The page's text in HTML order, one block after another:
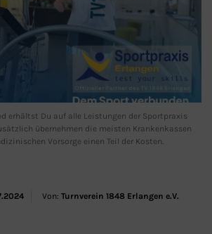
erhältst Du auf alle Leistungen der Sportpraxis
übernehmen die meisten Krankenkassen
Vorsorge einen Teil der Kosten.
Von: Turnverein 1848 Erlangen e.V.